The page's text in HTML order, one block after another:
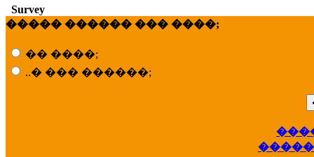
Survey
����� ������ ��� ����;
�� ����;
..� ��� ������;